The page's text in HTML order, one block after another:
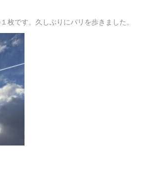
枚です。久しぶりにパリを歩きました。